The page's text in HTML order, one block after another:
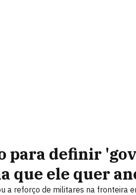
para definir
que ele quer
a reforço de militares na fronteira